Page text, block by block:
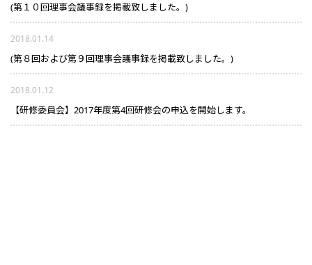
(第１０回理事会議事録を掲載致しました。)
2018.01.14
(第８回および第９回理事会議事録を掲載致しました。)
2018.01.12
【研修委員会】2017年度第4回研修会の申込を開始します。